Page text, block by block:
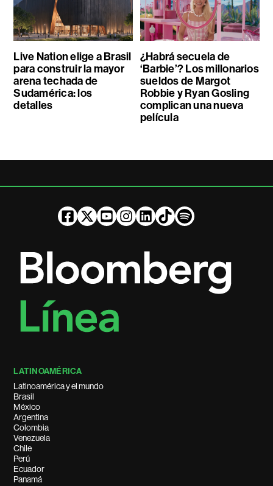
Live Nation elige a Brasil
para construir la mayor
arena techada de
Sudamérica: los
detalles
¿Habrá secuela de
‘Barbie’? Los millonarios
sueldos de Margot
Robbie y Ryan Gosling
complican una nueva
película
LATINOAMÉRICA
Latinoamérica y el mundo
Brasil
México
Argentina
Colombia
Venezuela
Chile
Perú
Ecuador
Panamá